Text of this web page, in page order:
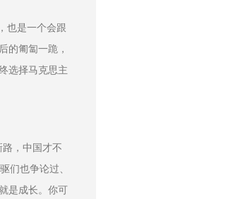
也是一个会跟
的匍匐一跪，
选择马克思主
，中国才不
们也争论过、
是成长。你可